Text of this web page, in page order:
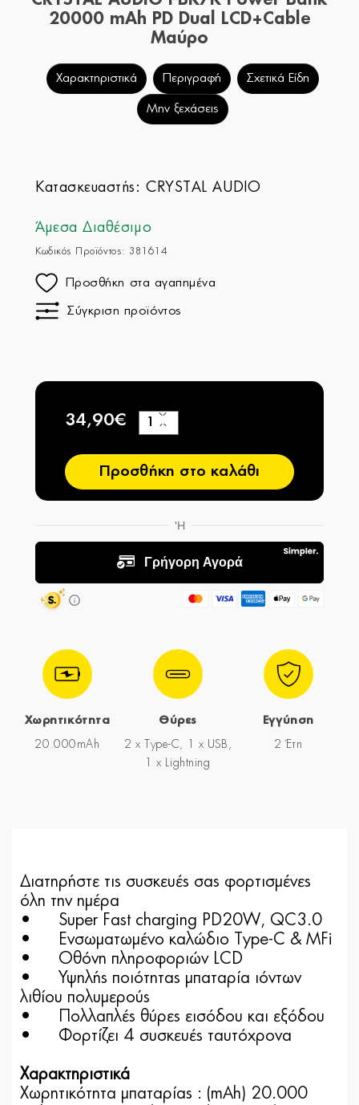
20000 mAh PD Dual LCD+Cable
Μαύρο
Χαρακτηριστικά Περιγραφή Σχετικά Είδη
Μην ξεχάσεις
Κατασκευαστής:CRYSTAL AUDIO
Άμεσα Διαθέσιμο
Κωδικός Προϊόντος: 381614
Προσθήκη στα αγαπημένα
Σύγκριση προϊόντος
34,90€
−
+
Προσθήκη στο καλάθι
Χωρητικότητα
20.000mAh
Θύρες
2 x Type-C, 1 x USB,
1 x Lightning
Εγγύηση
2 Έτη
Διατηρήστε τις συσκευές σας φορτισμένες
όλη την ημέρα
•
Super Fast charging PD20W, QC3.0
•
Ενσωματωμένο καλώδιο Type-C & MFi
•
Οθόνη πληροφοριών LCD
•
Υψηλής ποιότητας μπαταρία ιόντων
λιθίου πολυμερούς
•
Πολλαπλές θύρες εισόδου και εξόδου
•
Φορτίζει 4 συσκευές ταυτόχρονα
Χαρακτηριστικά
Χωρητικότητα μπαταρίας : (mAh) 20.000